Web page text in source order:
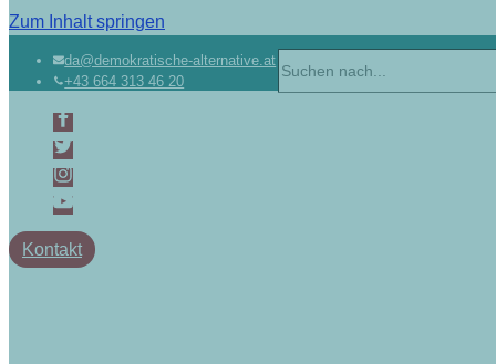
Zum Inhalt springen
da@demokratische-alternative.at
+43 664 313 46 20
Kontakt